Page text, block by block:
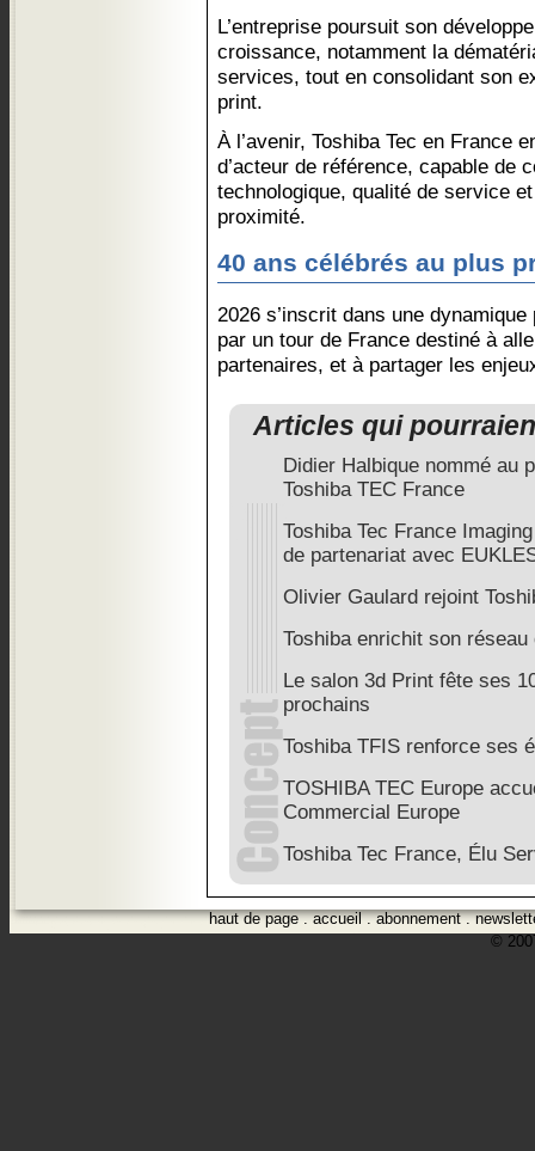
L’entreprise poursuit son
croissance, notamment la
services, tout en consolidant son
print.
À l’avenir, Toshiba Tec en France
d’acteur de référence, capable de
technologique, qualité de service
proximité.
40 ans célébrés au plus
2026 s’inscrit dans une
par un tour de France destiné à
partenaires, et à partager les
Articles qui
Didier Halbique nommé au
Toshiba TEC France
Toshiba Tec France
de partenariat avec
Olivier Gaulard rejoint
Toshiba enrichit son
Le salon 3d Print fête ses
prochains
Toshiba TFIS renforce ses
TOSHIBA TEC Europe
Commercial Europe
Toshiba Tec France, Élu
haut de page.accueil.abonnement.
©